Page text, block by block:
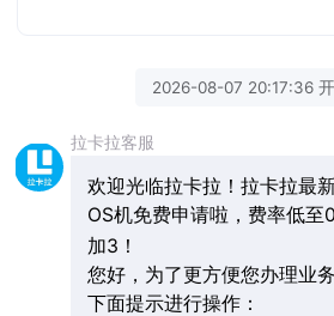
2026-08-07 20:17:36
拉卡拉客服
欢迎光临拉卡拉！拉卡拉最
OS机免费申请啦，费率低至
加3！
您好，为了更方便您办理业
下面提示进行操作：